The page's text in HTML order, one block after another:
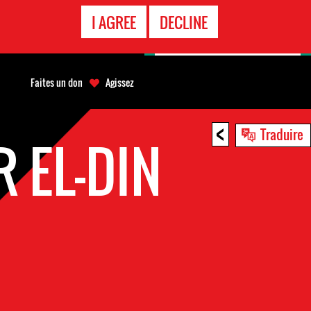
I AGREE DECLINE
< Traduire
EL-DIN
Faites un don Agissez
D'URGENCE